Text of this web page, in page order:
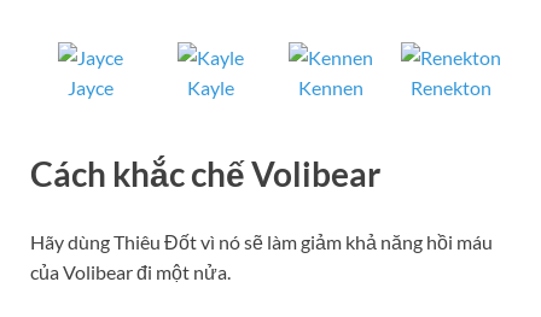
Jayce Kayle Kennen Renekton
Cách khắc chếVolibear
Hãy dùng Thiêu Đốt vì nó sẽ làm giảm khả năng hồi máu
của Volibear đi một nửa.